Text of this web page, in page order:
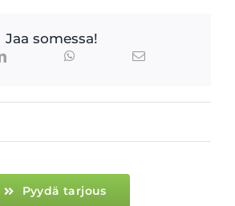
Jaa somessa!
Pyydä tarjous